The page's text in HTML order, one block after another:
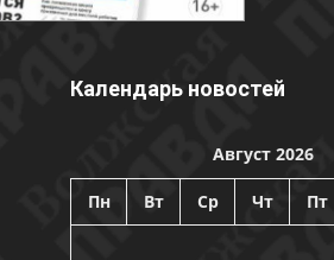
Календарь новостей
Август 2026
Пн Вт Ср Чт Пт